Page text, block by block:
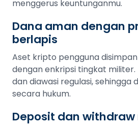
menggerus keuntunganmu.
Dana aman dengan
berlapis
Aset kripto pengguna
dengan enkripsi tingkat
dan diawasi regulasi, sehingga
secara hukum.
Deposit dan